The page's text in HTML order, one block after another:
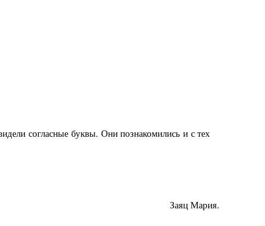
согласные буквы. Они познакомились и с тех
Заяц Мария.